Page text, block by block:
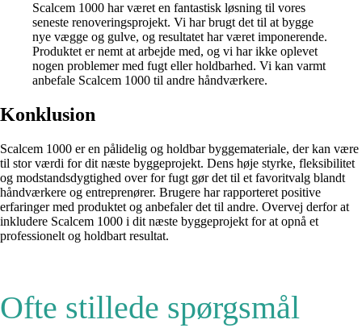
Scalcem 1000 har været en fantastisk løsning til vores
seneste renoveringsprojekt. Vi har brugt det til at bygge
nye vægge og gulve, og resultatet har været imponerende.
Produktet er nemt at arbejde med, og vi har ikke oplevet
nogen problemer med fugt eller holdbarhed. Vi kan varmt
anbefale Scalcem 1000 til andre håndværkere.
Konklusion
Scalcem 1000 er en pålidelig og holdbar byggemateriale, der kan være
til stor værdi for dit næste byggeprojekt. Dens høje styrke, fleksibilitet
og modstandsdygtighed over for fugt gør det til et favoritvalg blandt
håndværkere og entreprenører. Brugere har rapporteret positive
erfaringer med produktet og anbefaler det til andre. Overvej derfor at
inkludere Scalcem 1000 i dit næste byggeprojekt for at opnå et
professionelt og holdbart resultat.
Ofte stillede spørgsmål